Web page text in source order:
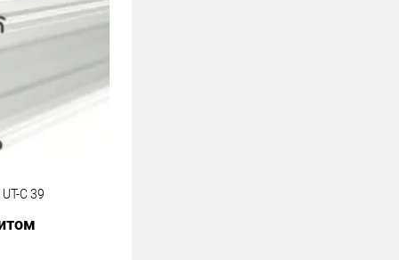
До
порівняння
C 39